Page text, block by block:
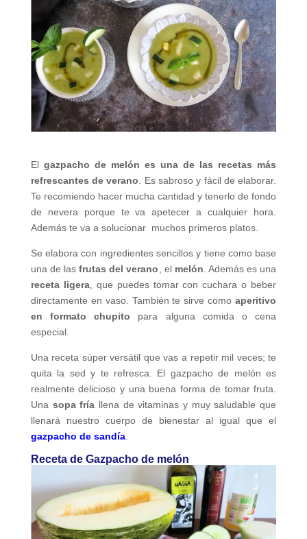
El gazpacho de melón es una de las recetas más
refrescantes de verano . Es sabroso y fácil de elaborar.
Te recomiendo hacer mucha cantidad y tenerlo de fondo
de nevera porque te va apetecer a cualquier hora.
Además te va a solucionar muchos primeros platos.
Se elabora con ingredientes sencillos y tiene como base
una de lasfrutas del verano , el melón . Además es una
receta ligera, que puedes tomar con cuchara o beber
directamente en vaso. También te sirve como aperitivo
en formato chupito para alguna comida o cena
especial.
Una receta súper versátil que vas a repetir mil veces; te
quita la sed y te refresca. El gazpacho de melón es
realmente delicioso y una buena forma de tomar fruta.
Una sopa fría llena de vitaminas y muy saludable que
llenará nuestro cuerpo de bienestar al igual que el
gazpacho de sandía.
Receta de Gazpacho de melón